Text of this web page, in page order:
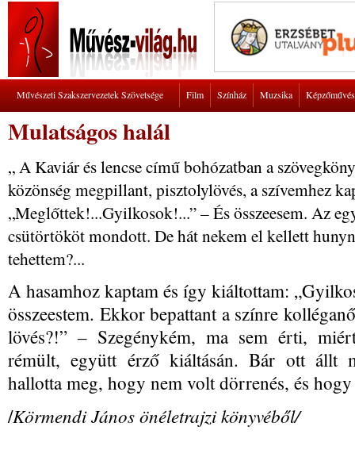
Művészeti Szakszervezetek Szövetsége Film Színház Muzsika
Mulatságos halál
„ A Kaviár és lencse című bohózatban a
közönség megpillant, pisztolylövés, a szívemhez
„Meglőttek!...Gyilkosok!...” – És összeesem. Az
csütörtököt mondott. De hát nekem el kellett
tehettem?...
A hasamhoz kaptam és így kiáltottam:
összeestem. Ekkor bepattant a színre
lövés?!” – Szegénykém, ma sem érti,
rémült, együtt érző kiáltásán. Bár ott állt
hallotta meg, hogy nem volt dörrenés, és
/Körmendi János önéletrajzi könyvéből/